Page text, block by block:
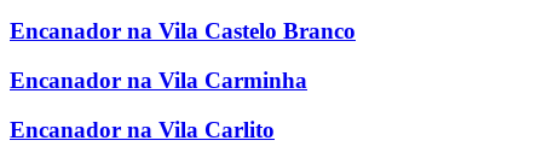
Encanador na Vila Castelo Branco
Encanador na Vila Carminha
Encanador na Vila Carlito